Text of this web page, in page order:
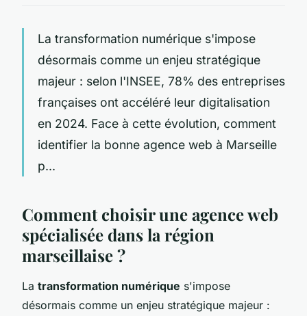
La transformation numérique s'impose
désormais comme un enjeu stratégique
majeur : selon l'INSEE, 78% des entreprises
françaises ont accéléré leur digitalisation
en 2024. Face à cette évolution, comment
identifier la bonne agence web à Marseille
p...
Comment choisir une agence web
spécialisée dans la région
marseillaise ?
La transformation numérique s'impose
désormais comme un enjeu stratégique majeur :